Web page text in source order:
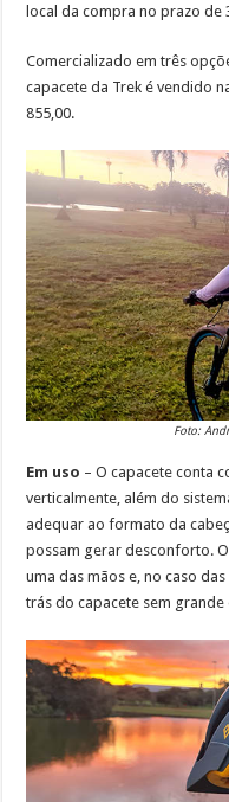
local da compra no prazo
Comercializado em três
capacete da Trek é vendido
855,00.
Foto:
Em uso – O capacete conta
verticalmente, além do
adequar ao formato da
possam gerar desconforto.
uma das mãos e, no caso
trás do capacete sem